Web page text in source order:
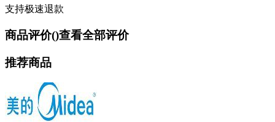
支持极速退款
商品评价()查看全部评价
推荐商品